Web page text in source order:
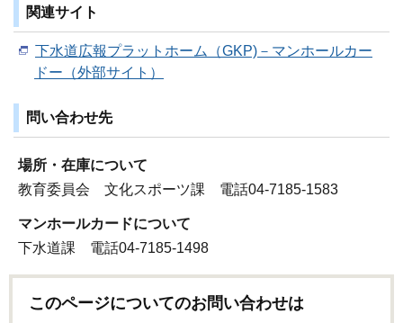
関連サイト
下水道広報プラットホーム（GKP)－マンホールカー
ドー（外部サイト）
問い合わせ先
場所・在庫について
教育委員会 文化スポーツ課 電話04-7185-1583
マンホールカードについて
下水道課 電話04-7185-1498
このページについてのお問い合わせは